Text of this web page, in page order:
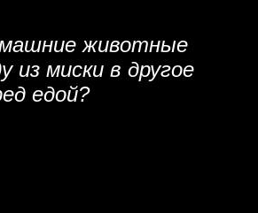
животные
миски в другое
едой?